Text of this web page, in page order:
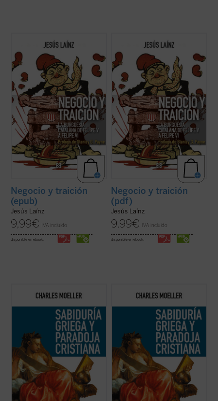
NUEVA VERSIÓN, MUY AMPLIADA, DE
PRIVILEGIO CATALÁN
He aquí la explosiva situación actual: un
golpe de Estado todavía latente, unos
gobernantes separatistas que proclaman
casi diariamente su intención de volver a
dar otro en ...
(ver ficha)
Negocio y traición
(epub)
Jesús Laínz
9,99€ IVA incluido
disponible en ebook:
NUEVA VERSIÓN, MUY AMPLIADA, DE
PRIVILEGIO CATALÁN
He aquí la explosiva situación actual: un
golpe de Estado todavía latente, unos
gobernantes separatistas que proclaman
casi diariamente su intención de volver a
dar otro en ...
(ver ficha)
Negocio y traición
(pdf)
Jesús Laínz
9,99€ IVA incluido
disponible en ebook:
El éxito extraordinario de los libros del
sacerdote y humanista Charles Moeller
paradoja cristiana, una de sus primeras
obras. En ella Moeller, que ha inaugurado un
género literario nuevo, el de la ...(ver ficha)
El éxito extraordinario de los libros del
sacerdote y humanista Charles Moeller
paradoja cristiana, una de sus primeras
obras. En ella Moeller, que ha inaugurado un
género literario nuevo, el de la ...(ver ficha)